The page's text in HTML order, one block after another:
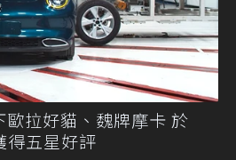
拉好貓、魏牌摩卡 於
得五星好評